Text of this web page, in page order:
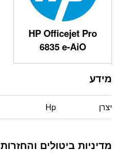
HP Officejet Pro
6835 e-AiO
מידע
יצרן Hp
מדיניות ביטולים והחזרות